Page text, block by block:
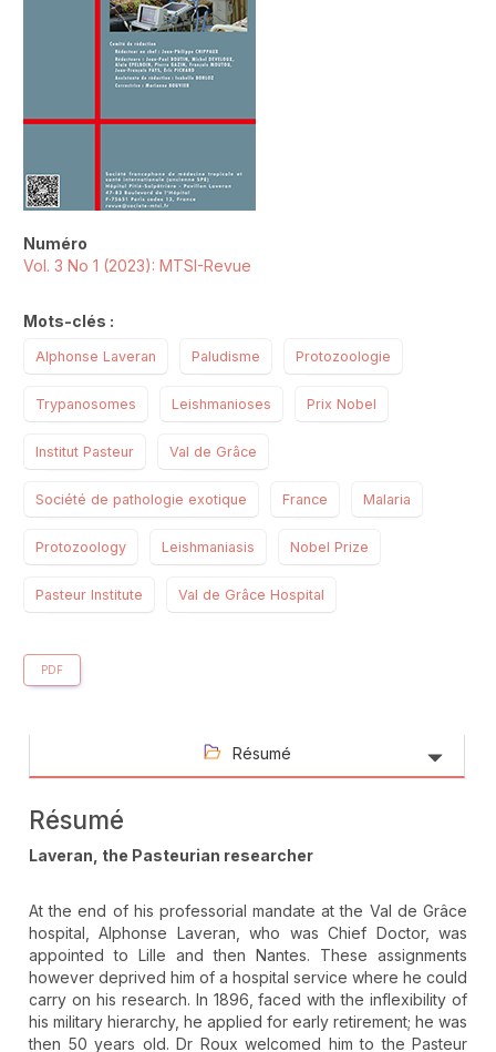
Numéro
Vol. 3 No 1 (2023): MTSI-Revue
Mots-clés :
Alphonse Laveran Paludisme Protozoologie
Trypanosomes Leishmanioses Prix Nobel
Institut Pasteur Val de Grâce
Société de pathologie exotique France Malaria
Protozoology Leishmaniasis Nobel Prize
Pasteur Institute Val de Grâce Hospital
PDF
Résumé
Résumé
Laveran, the Pasteurian researcher
At the end of his professorial mandate at the Val de Grâce
hospital, Alphonse Laveran, who was Chief Doctor, was
appointed to Lille and then Nantes. These assignments
however deprived him of a hospital service where he could
carry on his research. In 1896, faced with the inflexibility of
his military hierarchy, he applied for early retirement; he was
then 50 years old. Dr Roux welcomed him to the Pasteur